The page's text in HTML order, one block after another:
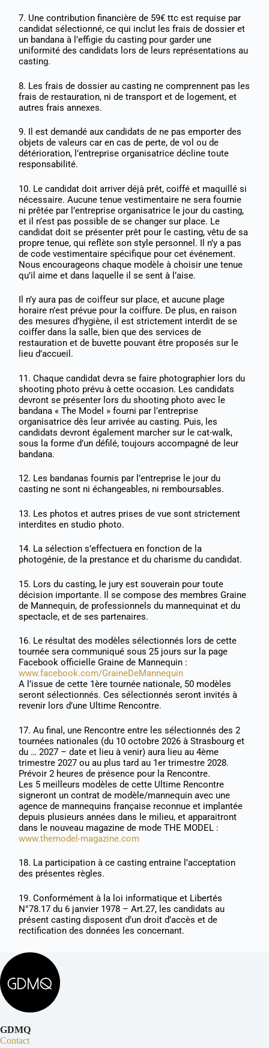
7. Une contribution financière de 59€ ttc est requise par
candidat sélectionné, ce qui inclut les frais de dossier et
un bandana à l’effigie du casting pour garder une
uniformité des candidats lors de leurs représentations au
casting.
8. Les frais de dossier au casting ne comprennent pas les
frais de restauration, ni de transport et de logement, et
autres frais annexes.
9. Il est demandé aux candidats de ne pas emporter des
objets de valeurs car en cas de perte, de vol ou de
détérioration, l’entreprise organisatrice décline toute
responsabilité.
10. Le candidat doit arriver déjà prêt, coiffé et maquillé si
nécessaire. Aucune tenue vestimentaire ne sera fournie
ni prêtée par l’entreprise organisatrice le jour du casting,
et il n’est pas possible de se changer sur place. Le
candidat doit se présenter prêt pour le casting, vêtu de sa
propre tenue, qui reflète son style personnel. Il n’y a pas
de code vestimentaire spécifique pour cet événement.
Nous encourageons chaque modèle à choisir une tenue
qu’il aime et dans laquelle il se sent à l’aise.
Il n’y aura pas de coiffeur sur place, et aucune plage
horaire n’est prévue pour la coiffure. De plus, en raison
des mesures d’hygiène, il est strictement interdit de se
coiffer dans la salle, bien que des services de
restauration et de buvette pouvant être proposés sur le
lieu d’accueil.
11. Chaque candidat devra se faire photographier lors du
shooting photo prévu à cette occasion. Les candidats
devront se présenter lors du shooting photo avec le
bandana « The Model » fourni par l’entreprise
organisatrice dès leur arrivée au casting. Puis, les
candidats devront également marcher sur le cat-walk,
sous la forme d’un défilé, toujours accompagné de leur
bandana.
12. Les bandanas fournis par l’entreprise le jour du
casting ne sont ni échangeables, ni remboursables.
13. Les photos et autres prises de vue sont strictement
interdites en studio photo.
14. La sélection s’effectuera en fonction de la
photogénie, de la prestance et du charisme du candidat.
15. Lors du casting, le jury est souverain pour toute
décision importante. Il se compose des membres Graine
de Mannequin, de professionnels du mannequinat et du
spectacle, et de ses partenaires.
16. Le résultat des modèles sélectionnés lors de cette
tournée sera communiqué sous 25 jours sur la page
Facebook officielle Graine de Mannequin :
www.facebook.com/GraineDeMannequin
A l’issue de cette 1ère tournée nationale, 50 modèles
seront sélectionnés. Ces sélectionnés seront invités à
revenir lors d’une Ultime Rencontre.
17. Au final, une Rencontre entre les sélectionnés des 2
tournées nationales (du 10 octobre 2026 à Strasbourg et
du … 2027 – date et lieu à venir) aura lieu au 4ème
trimestre 2027 ou au plus tard au 1er trimestre 2028.
Prévoir 2 heures de présence pour la Rencontre.
Les 5 meilleurs modèles de cette Ultime Rencontre
signeront un contrat de modèle/mannequin avec une
agence de mannequins française reconnue et implantée
depuis plusieurs années dans le milieu, et apparaitront
dans le nouveau magazine de mode THE MODEL :
www.themodel-magazine.com
18. La participation à ce casting entraine l’acceptation
des présentes règles.
19. Conformément à la loi informatique et Libertés
N°78.17 du 6 janvier 1978 – Art.27, les candidats au
présent casting disposent d’un droit d’accès et de
rectification des données les concernant.
GDMQ
Contact